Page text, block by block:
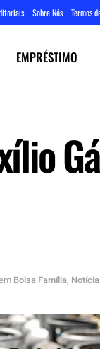
Sobre Nós Termos
EMPRÉSTIMO
Bolsa Família,